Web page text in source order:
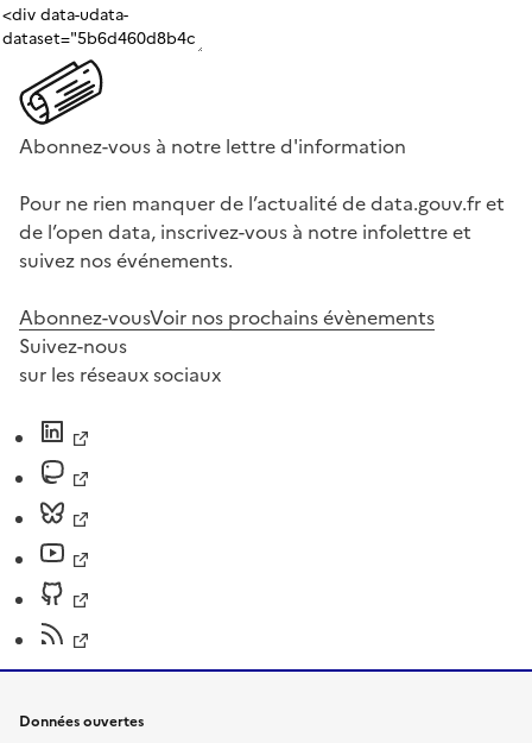
Abonnez-vous à notre lettre d'information
Pour ne rien manquer de l’actualité de data.gouv.fr et
de l’open data, inscrivez-vous à notre infolettre et
suivez nos événements.
Abonnez-vousVoir nos prochains évènements
Suivez-nous
sur les réseaux sociaux
Données ouvertes